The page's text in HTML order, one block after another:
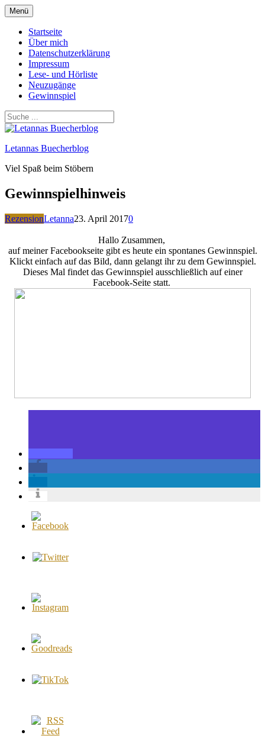
Zum
Inhalt
springen
Menü
Startseite
Über mich
Datenschutzerklärung
Impressum
Lese- und Hörliste
Neuzugänge
Gewinnspiel
Letannas Buecherblog
Viel Spaß beim Stöbern
Gewinnspielhinweis
RezensionLetanna23. April 20170
Hallo Zusammen,
auf meiner Facebookseite gibt es heute ein spontanes Gewinnspiel.
Klickt einfach auf das Bild, dann gelangt ihr zu dem Gewinnspiel.
Dieses Mal findet das Gewinnspiel ausschließlich auf einer
Facebook-Seite statt.